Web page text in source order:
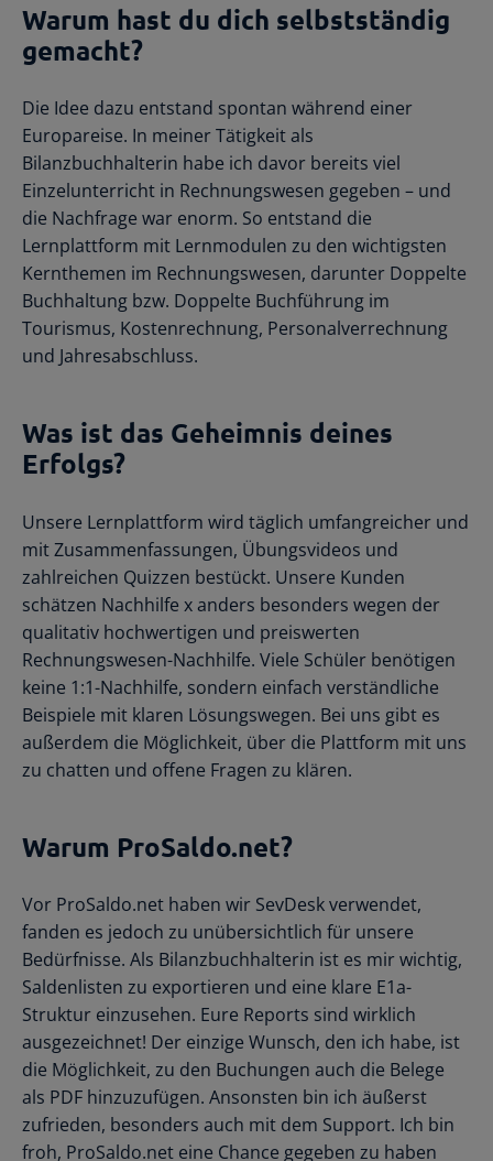
Warum hast du dich selbstständig
gemacht?
Die Idee dazu entstand spontan während einer
Europareise. In meiner Tätigkeit als
Bilanzbuchhalterin habe ich davor bereits viel
Einzelunterricht in Rechnungswesen gegeben – und
die Nachfrage war enorm. So entstand die
Lernplattform mit Lernmodulen zu den wichtigsten
Kernthemen im Rechnungswesen, darunter Doppelte
Buchhaltung bzw. Doppelte Buchführung im
Tourismus, Kostenrechnung, Personalverrechnung
und Jahresabschluss.
Was ist das Geheimnis deines
Erfolgs?
Unsere Lernplattform wird täglich umfangreicher und
mit Zusammenfassungen, Übungsvideos und
zahlreichen Quizzen bestückt. Unsere Kunden
schätzen Nachhilfe x anders besonders wegen der
qualitativ hochwertigen und preiswerten
Rechnungswesen-Nachhilfe. Viele Schüler benötigen
keine 1:1-Nachhilfe, sondern einfach verständliche
Beispiele mit klaren Lösungswegen. Bei uns gibt es
außerdem die Möglichkeit, über die Plattform mit uns
zu chatten und offene Fragen zu klären.
Warum ProSaldo.net?
Vor ProSaldo.net haben wir SevDesk verwendet,
fanden es jedoch zu unübersichtlich für unsere
Bedürfnisse. Als Bilanzbuchhalterin ist es mir wichtig,
Saldenlisten zu exportieren und eine klare E1a-
Struktur einzusehen. Eure Reports sind wirklich
ausgezeichnet! Der einzige Wunsch, den ich habe, ist
die Möglichkeit, zu den Buchungen auch die Belege
als PDF hinzuzufügen. Ansonsten bin ich äußerst
zufrieden, besonders auch mit dem Support. Ich bin
froh, ProSaldo.net eine Chance gegeben zu haben